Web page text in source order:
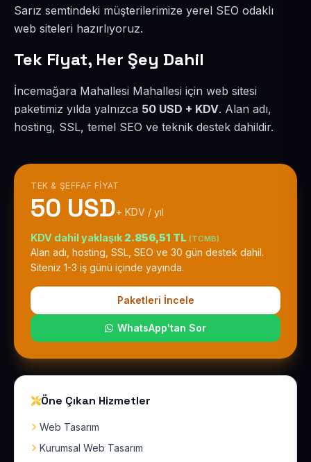
Sarız semtindeki müşterilerimize yerel SEO odaklı
web siteleri hazırlıyoruz.
Tek Fiyat, Her Şey Dahil
İncemağara Mahallesi Mahallesi için web sitesi
paketimiz yılda yalnızca 50 USD + KDV. Alan adı,
hosting, SSL, temel SEO ve teknik destek dahildir.
TEK & ŞEFFAF FIYAT
50 USD+ KDV / yıl
KDV dahil yaklaşık 2.856,51 TL (TCMB)
Alan adı, hosting, SSL, SEO ve 30 gün destek dahil.
Siteniz 1-3 iş günü içinde yayında.
Paketleri İncele
WhatsApp'tan Sor
Öne Çıkan Hizmetler
Web Tasarım
Kurumsal Web Tasarım